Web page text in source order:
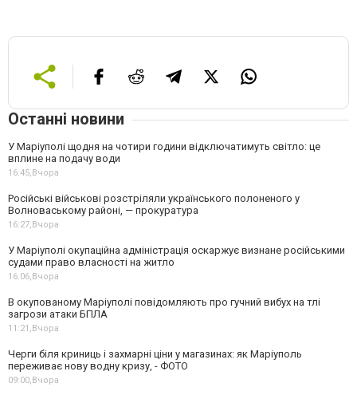
Останні новини
У Маріуполі щодня на чотири години відключатимуть світло: це
вплине на подачу води
16:45,Вчора
Російські військові розстріляли українського полоненого у
Волноваському районі, — прокуратура
16:27,Вчора
У Маріуполі окупаційна адміністрація оскаржує визнане російськими
судами право власності на житло
16:06,Вчора
В окупованому Маріуполі повідомляють про гучний вибух на тлі
загрози атаки БПЛА
11:21,Вчора
Черги біля криниць і захмарні ціни у магазинах: як Маріуполь
переживає нову водну кризу, - ФОТО
09:00,Вчора